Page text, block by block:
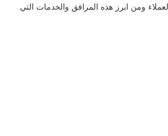
ومن ابرز هذه المرافق والخدمات التي